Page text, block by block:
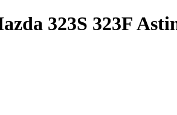
323S 323F